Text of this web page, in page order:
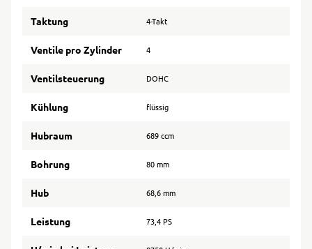
Taktung 4-Takt
Ventile pro Zylinder 4
Ventilsteuerung DOHC
Kühlung flüssig
Hubraum 689 ccm
Bohrung 80 mm
Hub 68,6 mm
Leistung 73,4 PS